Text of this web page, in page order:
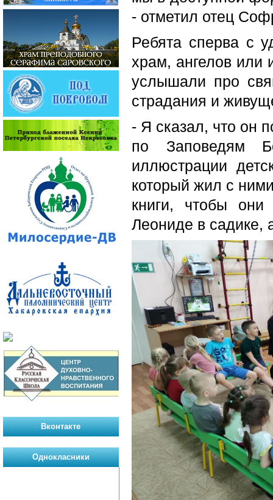
- отметил отец
Ребята сперва с
храм, ангелов или
услышали про
страдания и
- Я сказал, что он
по Заповедям
иллюстрации
который жил с
книги, чтобы
Леониде в садике,
Вконтакте
Однокласники